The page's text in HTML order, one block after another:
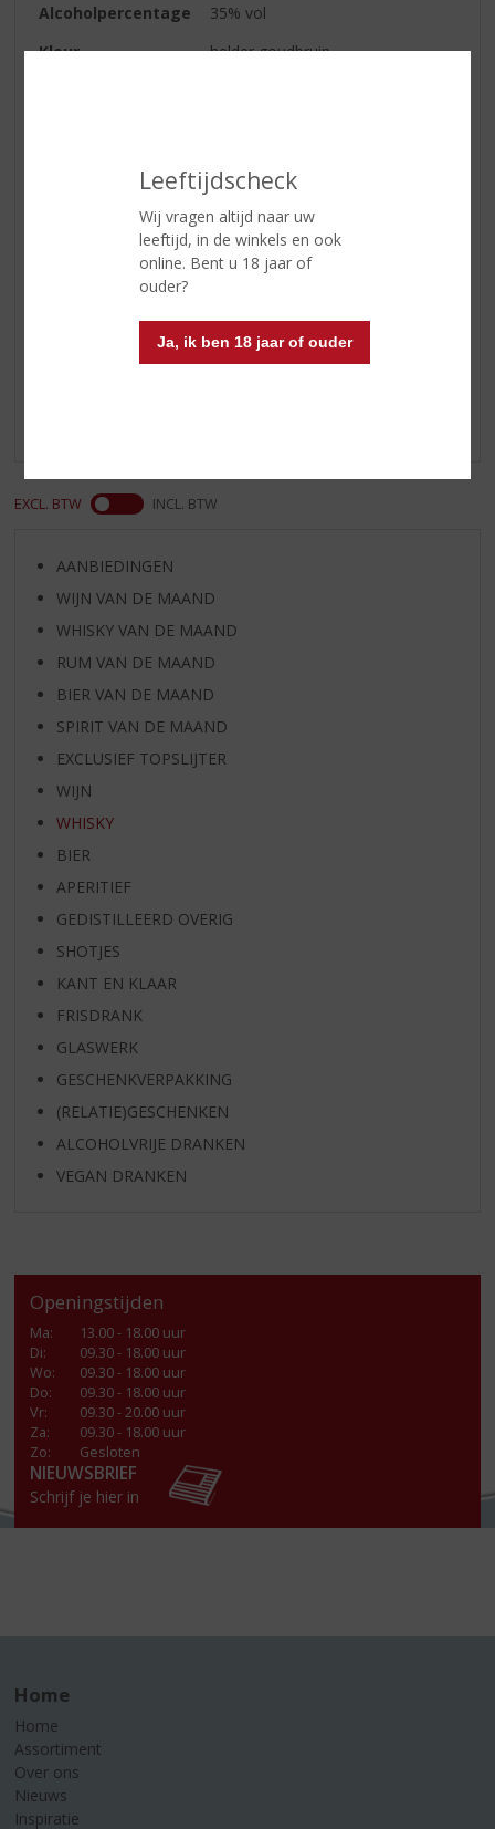
Leeftijdscheck
Wij vragen altijd naar uw
leeftijd, in de winkels en ook
online. Bent u 18 jaar of
ouder?
Ja, ik ben 18 jaar of ouder
Alcoholpercentage
35% vol
Kleur
helder goudbruin
kaneel zorgt voor een explosie
medium lang, kaneel blijft hangen
heerlijk bij gegrilde eendenborst
Reviews
EXCL. BTW INCL. BTW
AANBIEDINGEN
WIJN VAN DE MAAND
WHISKY VAN DE MAAND
RUM VAN DE MAAND
BIER VAN DE MAAND
SPIRIT VAN DE MAAND
EXCLUSIEF TOPSLIJTER
WIJN
WHISKY
BIER
APERITIEF
GEDISTILLEERD OVERIG
SHOTJES
KANT EN KLAAR
FRISDRANK
GLASWERK
GESCHENKVERPAKKING
(RELATIE)GESCHENKEN
ALCOHOLVRIJE DRANKEN
VEGAN DRANKEN
Openingstijden
Ma:
13.00 - 18.00 uur
Di:
09.30 - 18.00 uur
Wo:
09.30 - 18.00 uur
Do:
09.30 - 18.00 uur
Vr:
09.30 - 20.00 uur
Za:
09.30 - 18.00 uur
Zo:
Gesloten
NIEUWSBRIEF
Schrijf je hier in
Home
Home
Assortiment
Over ons
Nieuws
Inspiratie